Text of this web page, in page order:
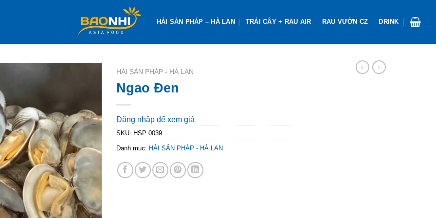
HẢI SẢN PHÁP – HÀ LAN TRÁI CÂY + RAU AIR RAU VƯỜN CZ DRINK
HẢI SẢN PHÁP - HÀ LAN
Ngao Đen
Đăng nhập để xem giá
SKU: HSP 0039
Danh mục: HẢI SẢN PHÁP - HÀ LAN